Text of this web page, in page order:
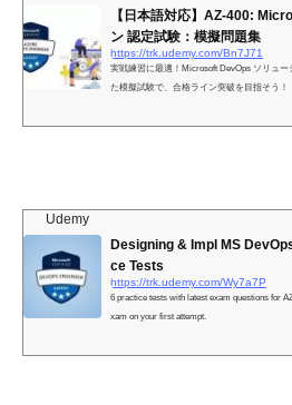
【日本語対応】AZ-400:
ン 認定試験：模擬問題集
https://trk.udemy.com/Bn7J71
実戦練習に最適！Microsoft DevOps ソリュー
た模擬試験で、合格ライン突破を目指そう！
Udemy
Designing & Impl MS
ce Tests
https://trk.udemy.com/Wy7a7P
6 practice tests with latest exam questions for
xam on your first attempt.